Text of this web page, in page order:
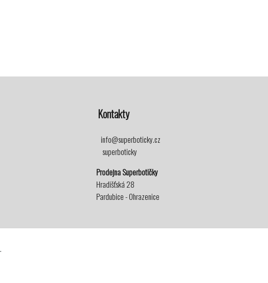
Kontakty
info@superboticky.cz
superboticky
Prodejna Superbotičky
Hradišťská 28
Pardubice - Ohrazenice
.